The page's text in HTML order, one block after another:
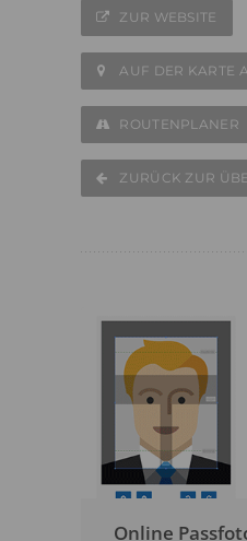
ZUR WEBSITE
AUF DER KARTE
ROUTENPLANER
ZURÜCK ZUR
Online